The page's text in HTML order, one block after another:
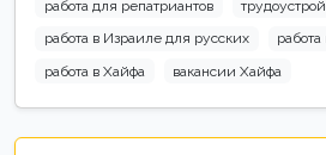
работа для репатриантов
работа в Израиле для русских
работа в Хайфа
вакансии Хайфа